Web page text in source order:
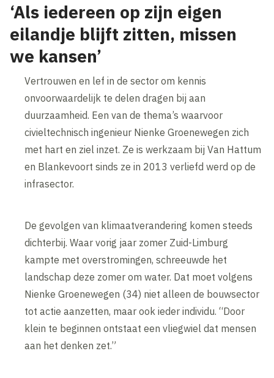
‘Als iedereen op zijn eigen
eilandje blijft zitten, missen
we kansen’
Vertrouwen en lef in de sector om kennis
onvoorwaardelijk te delen dragen bij aan
duurzaamheid. Een van de thema’s waarvoor
civieltechnisch ingenieur Nienke Groenewegen zich
met hart en ziel inzet. Ze is werkzaam bij Van Hattum
en Blankevoort sinds ze in 2013 verliefd werd op de
infrasector.
De gevolgen van klimaatverandering komen steeds
dichterbij. Waar vorig jaar zomer Zuid-Limburg
kampte met overstromingen, schreeuwde het
landschap deze zomer om water. Dat moet volgens
Nienke Groenewegen (34) niet alleen de bouwsector
tot actie aanzetten, maar ook ieder individu. “Door
klein te beginnen ontstaat een vliegwiel dat mensen
aan het denken zet.”